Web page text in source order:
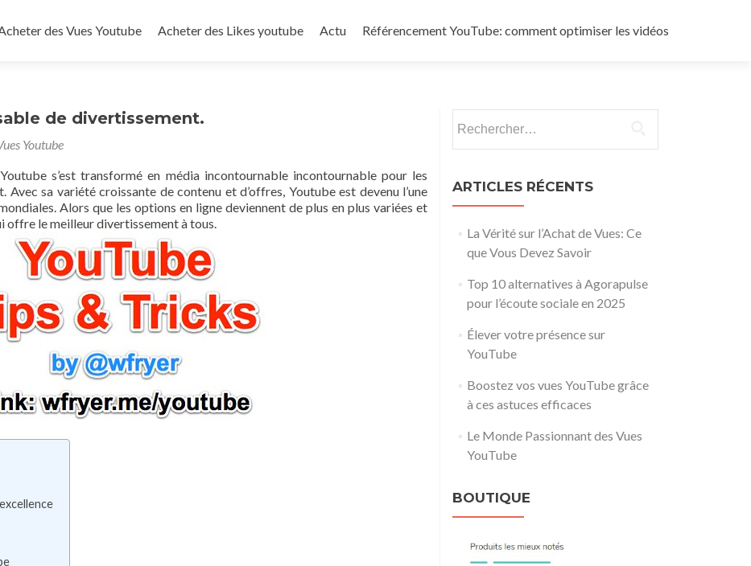
des Vues Youtube
Acheter des Likes youtube Actu Référencement YouTube: comment optimiser les vidéos
de divertissement.
Youtube
s’est transformé en média incontournable incontournable pour les
Avec sa variété croissante de contenu et d’offres, Youtube est devenu l’une
Alors que les options en ligne deviennent de plus en plus variées et
offre le meilleur divertissement à tous.
ARTICLES RÉCENTS
La Vérité sur l’Achat de Vues: Ce
que Vous Devez Savoir
Top 10 alternatives à Agorapulse
pour l’écoute sociale en 2025
Élever votre présence sur
YouTube
Boostez vos vues YouTube grâce
à ces astuces efficaces
Le Monde Passionnant des Vues
YouTube
BOUTIQUE